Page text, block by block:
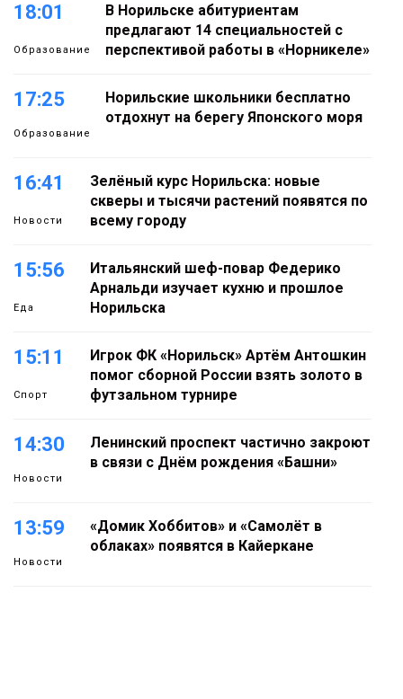
18:01
Образование
В Норильске абитуриентам
предлагают 14 специальностей с
перспективой работы в «Норникеле»
17:25
Образование
Норильские школьники бесплатно
отдохнут на берегу Японского моря
16:41
Новости
Зелёный курс Норильска: новые
скверы и тысячи растений появятся по
всему городу
15:56
Еда
Итальянский шеф-повар Федерико
Арнальди изучает кухню и прошлое
Норильска
15:11
Спорт
Игрок ФК «Норильск» Артём Антошкин
помог сборной России взять золото в
футзальном турнире
14:30
Новости
Ленинский проспект частично закроют
в связи с Днём рождения «Башни»
13:59
Новости
«Домик Хоббитов» и «Самолёт в
облаках» появятся в Кайеркане